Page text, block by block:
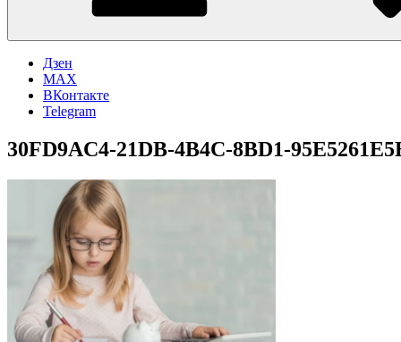
Дзен
MAX
ВКонтакте
Telegram
30FD9AC4-21DB-4B4C-8BD1-